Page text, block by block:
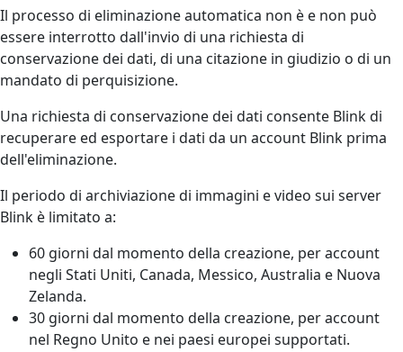
Il processo di eliminazione automatica non è e non può
essere interrotto dall'invio di una richiesta di
conservazione dei dati, di una citazione in giudizio o di un
mandato di perquisizione.
Una richiesta di conservazione dei dati consente Blink di
recuperare ed esportare i dati da un account Blink prima
dell'eliminazione.
Il periodo di archiviazione di immagini e video sui server
Blink è limitato a:
60 giorni dal momento della creazione, per account
negli Stati Uniti, Canada, Messico, Australia e Nuova
Zelanda.
30 giorni dal momento della creazione, per account
nel Regno Unito e nei paesi europei supportati.